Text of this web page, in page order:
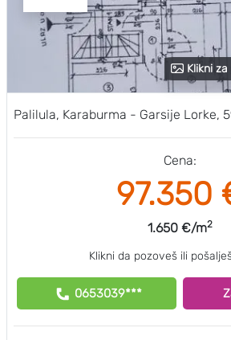
Klikni
Palilula, Karaburma - Garsije Lorke,
Cena:
97.350
1.650 €/m2
Klikni da pozoveš ili
0653039***